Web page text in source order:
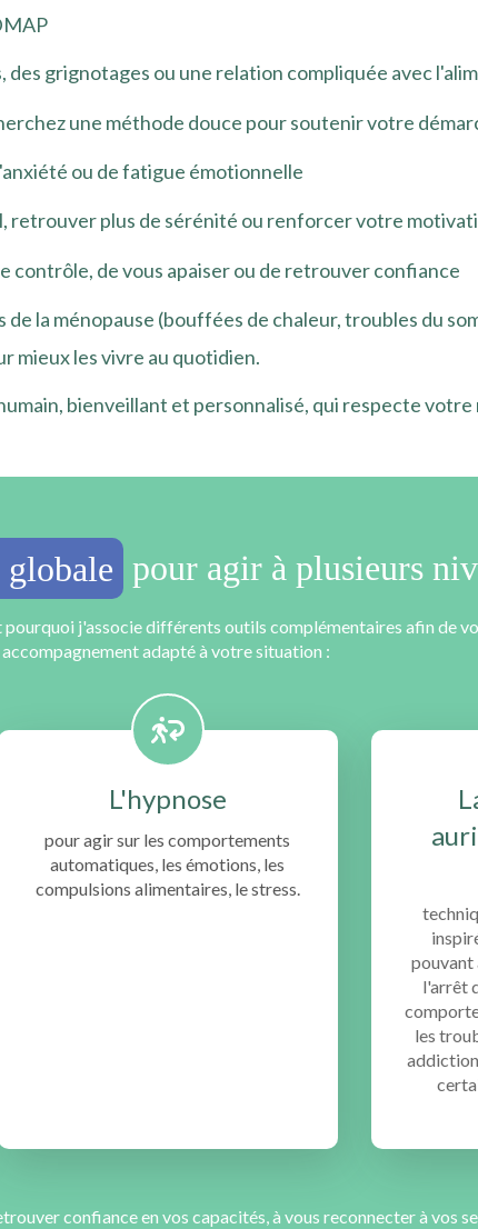
des grignotages ou une relation compliquée avec
une méthode douce pour soutenir votre
ou de fatigue émotionnelle
retrouver plus de sérénité ou renforcer votre
contrôle, de vous apaiser ou de retrouver confiance
la ménopause (bouffées de chaleur, troubles du
mieux les vivre au quotidien.
bienveillant et personnalisé, qui respecte
globale pour agir à plusieurs
pourquoi j'associe différents outils complémentaires afin de
accompagnement adapté à votre situation :
L'hypnose
pour agir sur les comportements
automatiques, les émotions, les
compulsions alimentaires, le stress.
pouvant
l'arrêt
les
confiance en vos capacités, à vous reconnecter à vos